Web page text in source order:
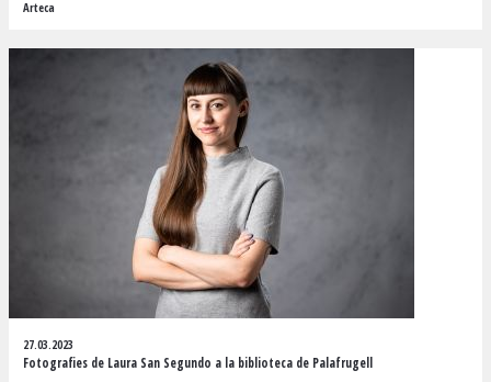
Arteca
27.03.2023
Fotografies de Laura San Segundo a la biblioteca de Palafrugell